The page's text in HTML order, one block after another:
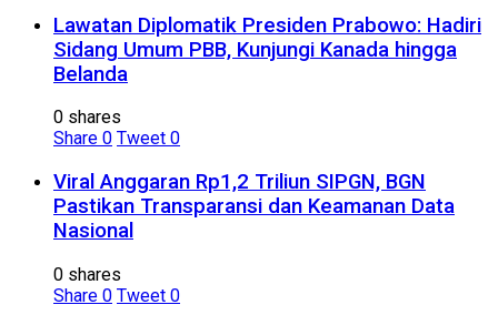
Lawatan Diplomatik Presiden Prabowo: Hadiri
Sidang Umum PBB, Kunjungi Kanada hingga
Belanda
0 shares
Share 0 Tweet 0
Viral Anggaran Rp1,2 Triliun SIPGN, BGN
Pastikan Transparansi dan Keamanan Data
Nasional
0 shares
Share 0 Tweet 0